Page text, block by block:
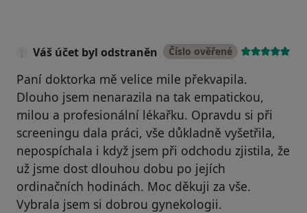
Váš účet byl odstraněn Číslo ověřené
Paní doktorka mě velice mile překvapila.
Dlouho jsem nenarazila na tak empatickou,
milou a profesionální lékařku. Opravdu si při
screeningu dala práci, vše důkladně vyšetřila,
nepospíchala i když jsem při odchodu zjistila, že
už jsme dost dlouhou dobu po jejích
ordinačních hodinách. Moc děkuji za vše.
Vybrala jsem si dobrou gynekologii.